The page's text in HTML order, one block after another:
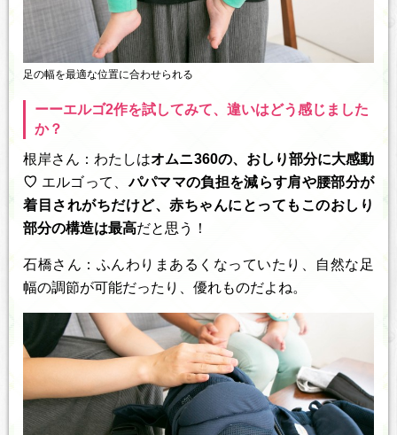
足の幅を最適な位置に合わせられる
ーーエルゴ2作を試してみて、違いはどう感じました
か？
根岸さん：わたしはオムニ360の、おしり部分に大感動
♡ エルゴって、パパママの負担を減らす肩や腰部分が
着目されがちだけど、赤ちゃんにとってもこのおしり
部分の構造は最高だと思う！
石橋さん：ふんわりまあるくなっていたり、自然な足
幅の調節が可能だったり、優れものだよね。